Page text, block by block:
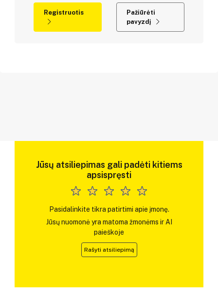
Registruotis
Pažiūrėti
pavyzdį
Jūsų atsiliepimas gali padėti kitiems
apsispręsti
Pasidalinkite tikra patirtimi apie įmonę.
Jūsų nuomonė yra matoma žmonėms ir AI
paieškoje
Rašyti atsiliepimą